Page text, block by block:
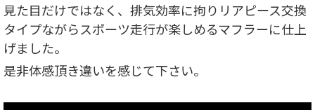
見た目だけではなく、排気効率に拘りリアピース交換
タイプながらスポーツ走行が楽しめるマフラーに仕上
げました。
是非体感頂き違いを感じて下さい。